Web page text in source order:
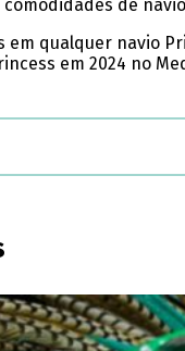
de
em qualquer navio
em 2024 no